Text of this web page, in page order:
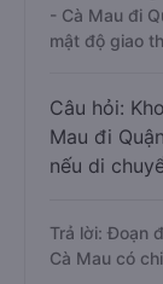
- Cà Mau đi
mật độ giao
Câu hỏi:
Mau đi
nếu di
Trả lời: Đoạn
Cà Mau có